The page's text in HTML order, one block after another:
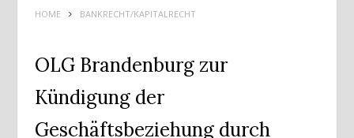
HOME BANKRECHT/KAPITALRECHT
OLG Brandenburg zur
Kündigung der
Geschäftsbeziehung durch